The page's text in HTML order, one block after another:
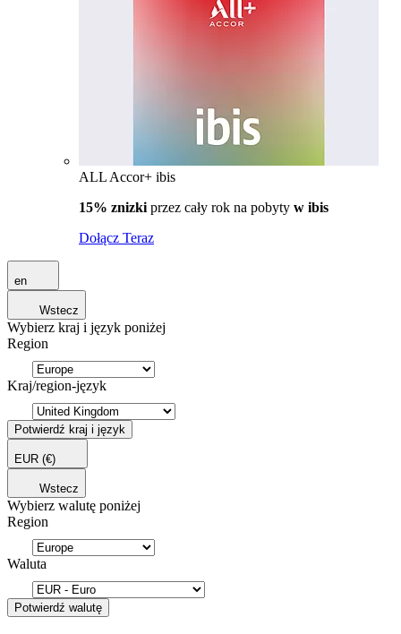
ALL Accor+ ibis
15% znizki przez cały rok na pobyty w ibis
Dołącz Teraz
en
Wstecz
Wybierz kraj i język poniżej
Region
Kraj/region-język
Potwierdź kraj i język
EUR (€)
Wstecz
Wybierz walutę poniżej
Region
Waluta
Potwierdź walutę